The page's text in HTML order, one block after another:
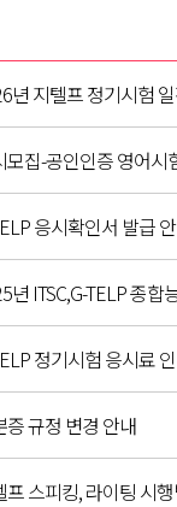
년 지텔프 정기시험
모집-공인인증 영어시
응시확인서 발급
년 ITSC,G-TELP 종합
정기시험 응시료
규정 변경 안내
스피킹, 라이팅 시